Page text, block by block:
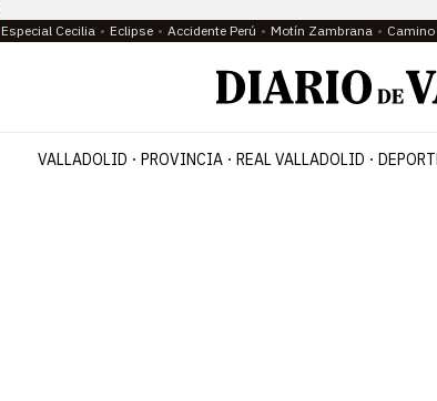
Especial Cecilia Eclipse Accidente Perú Motín Zambrana
VALLADOLID PROVINCIA REAL VALLADOLID